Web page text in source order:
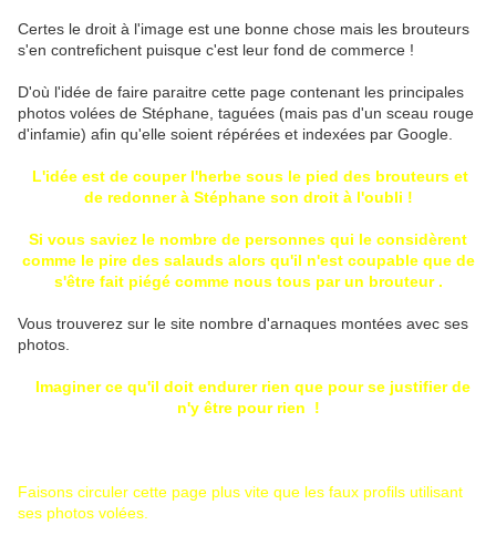
Certes le droit à l'image est une bonne chose mais les brouteurs
s'en contrefichent puisque c'est leur fond de commerce !
D'où l'idée de faire paraitre cette page contenant les principales
photos volées de Stéphane, taguées (mais pas d'un sceau rouge
d'infamie) afin qu'elle soient répérées et indexées par Google.
L'idée est de couper l'herbe sous le pied des brouteurs et
de redonner à Stéphane son droit à l'oubli !
Si vous saviez le nombre de personnes qui le considèrent
comme le pire des salauds alors qu'il n'est coupable que de
s'être fait piégé comme nous tous par un brouteur .
Vous trouverez sur le site nombre d'arnaques montées avec ses
photos.
Imaginer ce qu'il doit endurer rien que pour se justifier de
n'y être pour rien !
Faisons circuler cette page plus vite que les faux profils utilisant
ses photos volées.